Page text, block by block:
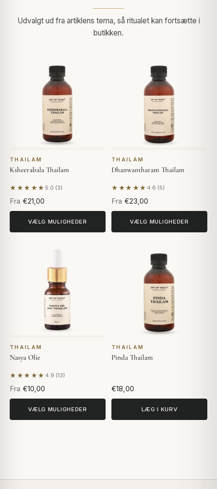
Udvalgt ud fra artiklens tema, så ritualet kan fortsætte i
butikken.
THAILAM
Ksheerabala Thailam
★★★★★ 5.0 (3)
Baseret på 3 anmeldelser
Fra €21,00
VÆLG MULIGHEDER
THAILAM
Dhanwantharam Thailam
★★★★★ 4.6 (5)
Baseret på 5 anmeldelser
Fra €23,00
VÆLG MULIGHEDER
THAILAM
Nasya Olie
★★★★★ 4.9 (13)
Baseret på 13 anmeldelser
Fra €10,00
VÆLG MULIGHEDER
THAILAM
Pinda Thailam
€18,00
LÆG I KURV